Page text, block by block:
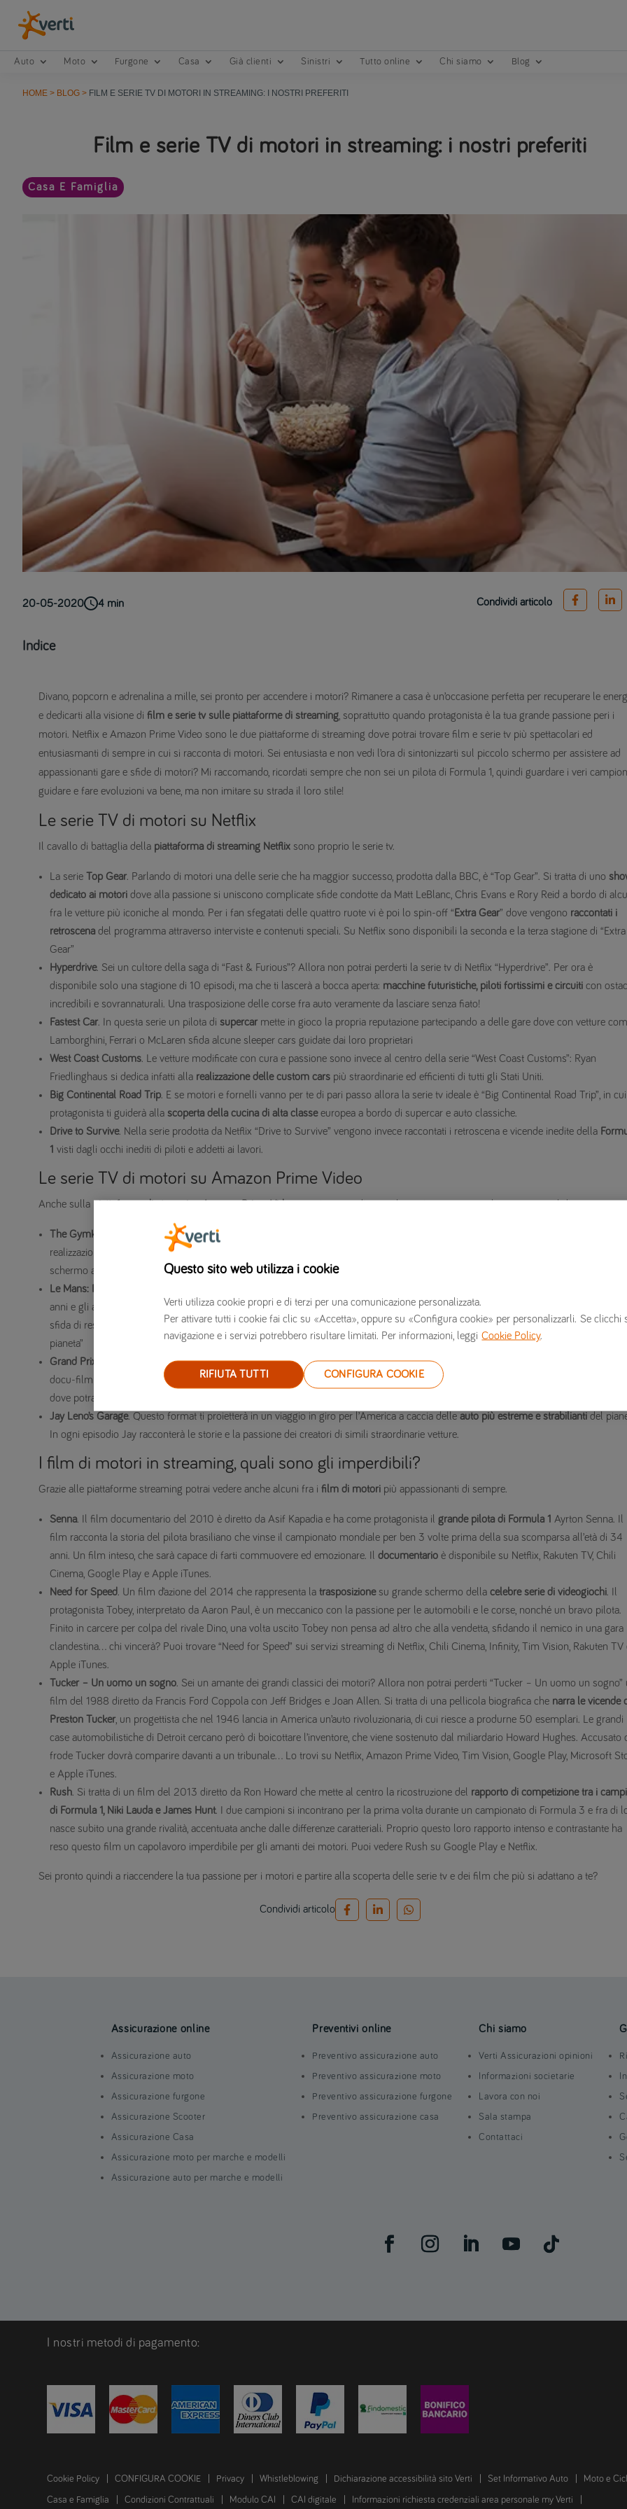
Auto Moto Furgone Casa Già clienti Sinistri Tutto online Chi siamo Blog
HOME > BLOG > FILM E SERIE TV DI MOTORI IN STREAMING: I NOSTRI PREFERITI
Film e serie TV di motori in streaming: i nostri preferiti
Casa E Famiglia
20-05-2020 4 min Condividi articolo
Indice
Divano, popcorn e adrenalina a mille, sei pronto per accendere i motori? Rimanere a casa è un’occasione perfetta per recuperare le
e dedicarti alla visione di film e serie tv sulle piattaforme di streaming, soprattutto quando protagonista è la tua grande passione peri i
motori. Netflix e Amazon Prime Video sono le due piattaforme di streaming dove potrai trovare film e serie tv più spettacolari ed
entusiasmanti di sempre in cui si racconta di motori. Sei entusiasta e non vedi l’ora di sintonizzarti sul piccolo schermo per assistere ad
appassionanti gare e sfide di motori? Mi raccomando, ricordati sempre che non sei un pilota di Formula 1, quindi guardare i veri
guidare e fare evoluzioni va bene, ma non imitare su strada il loro stile!
Le serie TV di motori su Netflix
Il cavallo di battaglia della piattaforma di streaming Netflixsono proprio le serie tv.
La serie Top Gear. Parlando di motori una delle serie che ha maggior successo, prodotta dalla BBC, è “Top Gear”. Si tratta di uno
dedicato ai motoridove alla passione si uniscono complicate sfide condotte da Matt LeBlanc, Chris Evans e Rory Reid a bordo di
fra le vetture più iconiche al mondo. Per i fan sfegatati delle quattro ruote vi è poi lo spin-off “Extra Gear” dove vengono raccontati i
retroscenadel programma attraverso interviste e contenuti speciali. Su Netflix sono disponibili la seconda e la terza stagione di “Extra
Gear”
Hyperdrive. Sei un cultore della saga di “Fast & Furious”? Allora non potrai perderti la serie tv di Netflix “Hyperdrive”. Per ora è
disponibile solo una stagione di 10 episodi, ma che ti lascerà a bocca aperta: macchine futuristiche, piloti fortissimi e circuiticon
incredibili e sovrannaturali. Una trasposizione delle corse fra auto veramente da lasciare senza fiato!
Fastest Car. In questa serie un pilota di supercarmette in gioco la propria reputazione partecipando a delle gare dove con vetture
Lamborghini, Ferrari o McLaren sfida alcune sleeper cars guidate dai loro proprietari
West Coast Customs. Le vetture modificate con cura e passione sono invece al centro della serie “West Coast Customs”: Ryan
Friedlinghaus si dedica infatti alla realizzazione delle custom carspiù straordinarie ed efficienti di tutti gli Stati Uniti.
Big Continental Road Trip. E se motori e fornelli vanno per te di pari passo allora la serie tv ideale è “Big Continental Road Trip”, in cui
protagonista ti guiderà alla scoperta della cucina di alta classeeuropea a bordo di supercar e auto classiche.
Drive to Survive. Nella serie prodotta da Netflix “Drive to Survive” vengono invece raccontati i retroscena e vicende inedite della
1 visti dagli occhi inediti di piloti e addetti ai lavori.
Le serie TV di motori su Amazon Prime Video
Anche sulla piattaforma di streaming Amazon Prime Videopotrai trovare diverse alternative per passare le tue serate sul divano.
The Gymkhana Files . La docu-serie Amazon Original Unscripted suddivisa in 8 episodi dove
realizzazione del video Gymkhana TEN, contenente gli stunt automobilistici più rischiosi di tutti i tempi. Preparati a rimanere incollato
schermo ad ammirare le evoluzioni del protagonista a bordo dei suoi bolidi!
Le Mans: Racing is everything
anni e gli altri team cercavano disperatamente di prendere il titolo. La gara automobilistica Le Mans, oltre a essere una vera e propria
sfida di resistenza per i piloti e le auto, è stata anche definita dal National Geographic come “lo spettacolo sportivo numero uno del
pianeta”
Grand Prix Driver
. Anche su Amazon Prime Video se seiappassionato di Formula 1non rimarrai deluso. “Grand Prix Driver” è infatti
docu-film che ti porterà alla scoperta di questo universo con una prospettiva inedita: verrai catapultato nel mondo dei box McLaren,
dove potrai osservare da vicino le storie sportive e private di Fernando Alonso e Stoffel Vandoorne
Jay Leno’s Garage. Questo format ti proietterà in un viaggio in giro per l’America a caccia delle auto più estreme e strabiliantidel
In ogni episodio Jay racconterà le storie e la passione dei creatori di simili straordinarie vetture.
I film di motori in streaming, quali sono gli imperdibili?
Grazie alle piattaforme streaming potrai vedere anche alcuni fra i film di motoripiù appassionanti di sempre.
Senna. Il film documentario del 2010 è diretto da Asif Kapadia e ha come protagonista il grande pilota di Formula 1 Ayrton Senna. Il
film racconta la storia del pilota brasiliano che vinse il campionato mondiale per ben 3 volte prima della sua scomparsa all’età di 34
anni. Un film inteso, che sarà capace di farti commuovere ed emozionare. Il documentarioè disponibile su Netflix, Rakuten TV, Chili
Cinema, Google Play e Apple iTunes.
Need for Speed. Un film d’azione del 2014 che rappresenta la trasposizionesu grande schermo della celebre serie di videogiochi. Il
protagonista Tobey, interpretato da Aaron Paul, è un meccanico con la passione per le automobili e le corse, nonché un bravo pilota.
Finito in carcere per colpa del rivale Dino, una volta uscito Tobey non pensa ad altro che alla vendetta, sfidando il nemico in una gara
clandestina… chi vincerà? Puoi trovare “Need for Speed” sui servizi streaming di Netflix, Chili Cinema, Infinity, Tim Vision, Rakuten TV
Apple iTunes.
Tucker – Un uomo un sogno. Sei un amante dei grandi classici dei motori? Allora non potrai perderti “Tucker – Un uomo un sogno”
film del 1988 diretto da Francis Ford Coppola con Jeff Bridges e Joan Allen. Si tratta di una pellicola biografica che narra le vicende
Preston Tucker, un progettista che nel 1946 lancia in America un’auto rivoluzionaria, di cui riesce a produrne 50 esemplari. Le grandi
case automobilistiche di Detroit cercano però di boicottare l’inventore, che viene sostenuto dal miliardario Howard Hughes. Accusato
frode Tucker dovrà comparire davanti a un tribunale… Lo trovi su Netflix, Amazon Prime Video, Tim Vision, Google Play, Microsoft
e Apple iTunes.
Rush. Si tratta di un film del 2013 diretto da Ron Howard che mette al centro la ricostruzione del rapporto di competizione tra i
di Formula 1, Niki Lauda e James Hunt. I due campioni si incontrano per la prima volta durante un campionato di Formula 3 e fra di
nasce subito una grande rivalità, accentuata anche dalle differenze caratteriali. Proprio questo loro rapporto intenso e contrastante ha
reso questo film un capolavoro imperdibile per gli amanti dei motori. Puoi vedere Rush su Google Play e Netflix.
Sei pronto quindi a riaccendere la tua passione per i motori e partire alla scoperta delle serie tv e dei film che più si adattano a te?
Condividi articolo
Assicurazione online
Assicurazione auto
Assicurazione moto
Assicurazione furgone
Assicurazione Scooter
Assicurazione Casa
Assicurazione moto per marche e modelli
Assicurazione auto per marche e modelli
Preventivi online
Preventivo assicurazione auto
Preventivo assicurazione moto
Preventivo assicurazione furgone
Preventivo assicurazione casa
Chi siamo
Verti Assicurazioni opinioni
Informazioni societarie
Lavora con noi
Sala stampa
Contattaci
I nostri metodi di pagamento:
Cookie Policy CONFIGURA COOKIE Privacy Whistleblowing Dichiarazione accessibilità sito Verti Set Informativo Auto Moto e
Casa e Famiglia Condizioni Contrattuali Modulo CAI CAI digitale Informazioni richiesta credenziali area personale my Verti
Questo sito web utilizza i cookie
Verti utilizza cookie propri e di terzi per una comunicazione personalizzata.
Per attivare tutti i cookie fai clic su «Accetta», oppure su «Configura cookie» per personalizzarli. Se
navigazione e i servizi potrebbero risultare limitati. Per informazioni, leggiCookie Policy.
CONFIGURA COOKIE
RIFIUTA TUTTI